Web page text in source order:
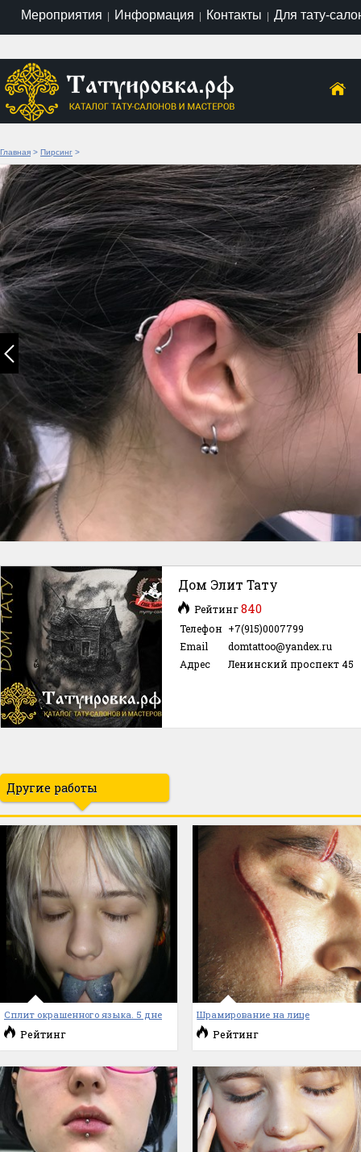
Мероприятия | Информация | Контакты | Для тату-
Главная > Пирсинг >
Дом Элит Тату
Рейтинг840
Телефон +7(915)0007799
Email
domtattoo@yandex.ru
Адрес
Ленинский проспект 45
Другие работы
Сплит окрашенного языка. 5 дне
Рейтинг
Шрамирование на лице
Рейтинг